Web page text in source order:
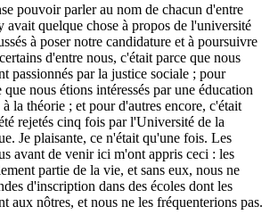
pouvoir parler au nom de chacun d'entre
avait quelque chose à propos de l'université
à poser notre candidature et à poursuivre
d'entre nous, c'était parce que nous
passionnés par la justice sociale ; pour
nous étions intéressés par une éducation
la théorie ; et pour d'autres encore, c'était
rejetés cinq fois par l'Université de la
Je plaisante, ce n'était qu'une fois. Les
avant de venir ici m'ont appris ceci : les
partie de la vie, et sans eux, nous ne
d'inscription dans des écoles dont les
aux nôtres, et nous ne les fréquenterions pas.